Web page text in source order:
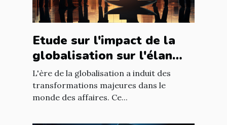
Etude sur l'impact de la
globalisation sur l'élan
des affaires
L'ère de la globalisation a induit des
transformations majeures dans le
monde des affaires. Ce...